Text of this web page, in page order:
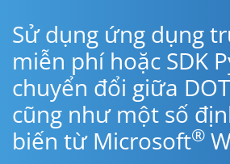
Sử dụng ứng dụng
miễn phí hoặc SDK
chuyển đổi giữa
cũng như một số
biến từ Microsoft®